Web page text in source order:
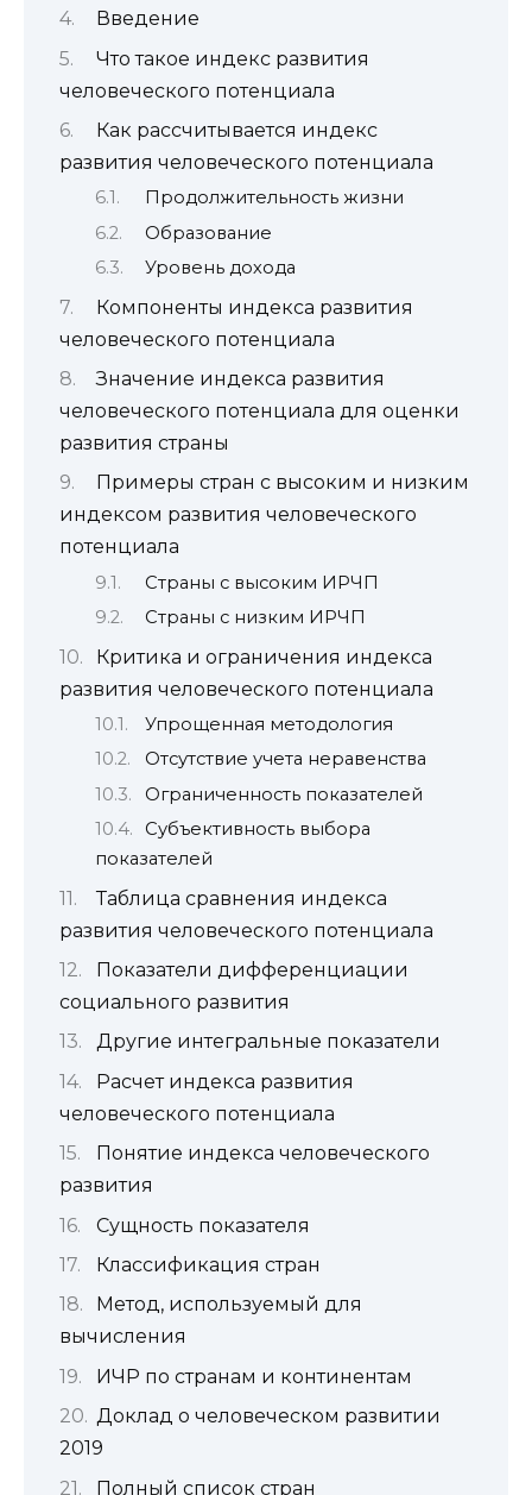
Введение
Что такое индекс развития
человеческого потенциала
Как рассчитывается индекс
развития человеческого потенциала
Продолжительность жизни
Образование
Уровень дохода
Компоненты индекса развития
человеческого потенциала
Значение индекса развития
человеческого потенциала для оценки
развития страны
Примеры стран с высоким и низким
индексом развития человеческого
потенциала
Страны с высоким ИРЧП
Страны с низким ИРЧП
Критика и ограничения индекса
развития человеческого потенциала
Упрощенная методология
Отсутствие учета неравенства
Ограниченность показателей
Субъективность выбора
показателей
Таблица сравнения индекса
развития человеческого потенциала
Показатели дифференциации
социального развития
Другие интегральные показатели
Расчет индекса развития
человеческого потенциала
Понятие индекса человеческого
развития
Сущность показателя
Классификация стран
Метод, используемый для
вычисления
ИЧР по странам и континентам
Доклад о человеческом развитии
2019
Полный список стран